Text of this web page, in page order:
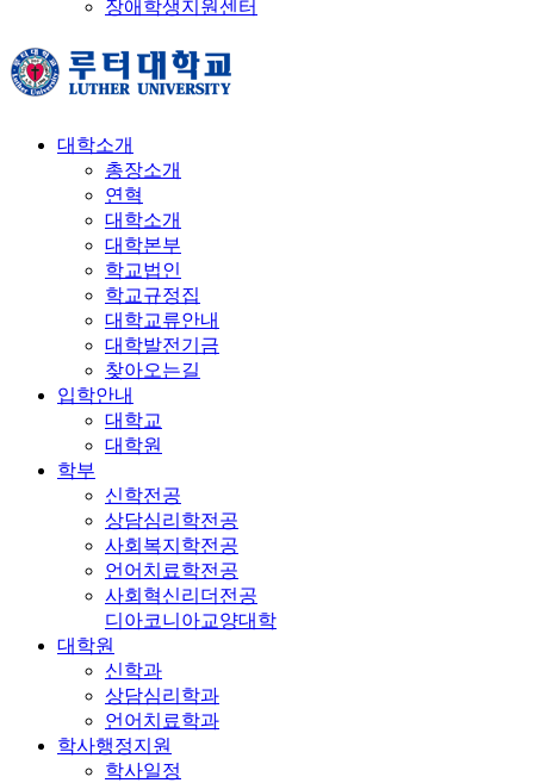
장애학생지원센터
대학소개
총장소개
연혁
대학소개
대학본부
학교법인
학교규정집
대학교류안내
대학발전기금
찾아오는길
입학안내
대학교
대학원
학부
신학전공
상담심리학전공
사회복지학전공
언어치료학전공
사회혁신리더전공
디아코니아교양대학
대학원
신학과
상담심리학과
언어치료학과
학사행정지원
학사일정